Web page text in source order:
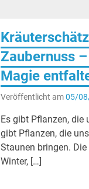
Zaubernuss
Magie
Veröffentlicht am05/
Es gibt Pflanzen, die
gibt Pflanzen, die
Staunen bringen.
Winter, […]